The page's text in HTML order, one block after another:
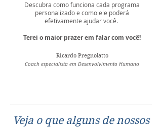
Descubra como funciona cada programa
personalizado e como ele poderá
efetivamente ajudar você.
Terei o maior prazer em falar com você!
Ricardo Pregnolatto
Coach especialista em Desenvolvimento Humano
Veja o que alguns de nossos